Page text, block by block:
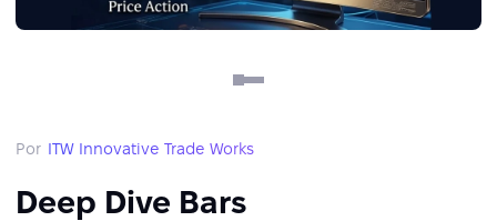
Por ITW Innovative Trade Works
Deep Dive Bars